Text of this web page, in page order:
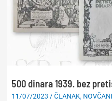
500 dinara 1939. bez
11/07/2023 /ČLANAK,